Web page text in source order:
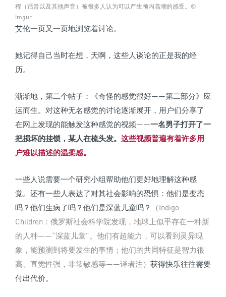
程（话音以及其他声音）被很多人认为可以产生颅内高潮的感受。©
Imgur
艾伦一页又一页地浏览着讨论。
她记得自己当时在想，天啊，这些人谈论的正是我的经
历。
渐渐地，第二个帖子：《奇怪的感觉很好——第二部分》应
运而生。对这种无名感觉的讨论逐渐展开，用户们分享了
在网上发现的能触发这种感觉的视频——一名男子打开了一
把损坏的挂锁，某人在梳头发。 这些视频普遍有着许多用
户难以描述的温柔感。
一些人说需要一个研究小组帮助他们更好地理解这种感
觉。还有一些人表达了对其社会影响的恐惧：他们是变态
吗？他们生病了吗？他们是深蓝儿童吗？
（Indigo
Children：俄罗斯社会科学院发现，地球上似乎存在一种新
的人种——“深蓝儿童”。他们有超能力，可以看到灵异现
象，能预测到将要发生的事情；他们的共同特征是智力很
高、直觉性强，非常敏感等——译者注） 获得快乐往往需要
付出代价。